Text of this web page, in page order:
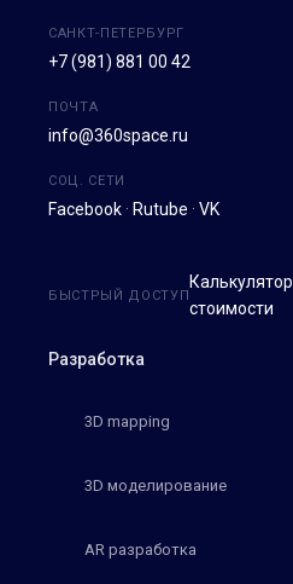
САНКТ-ПЕТЕРБУРГ
+7 (981) 881 00 42
ПОЧТА
info@360space.ru
СОЦ. СЕТИ
Facebook · Rutube · VK
Разработка
3D mapping
3D моделирование
AR разработка
БЫСТРЫЙ ДОСТУП
Калькулятор
стоимости